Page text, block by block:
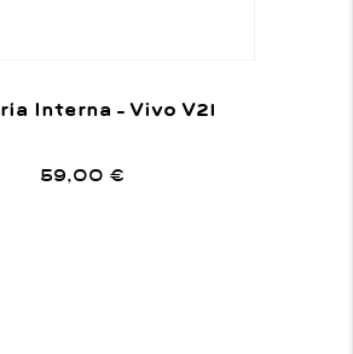
Interna – Vivo V21
59,00 €